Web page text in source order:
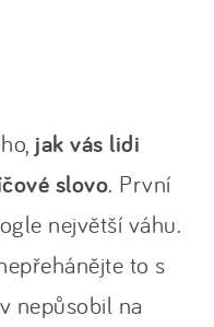
jak vás lidi
slovo. První
největší váhu.
to s
nepůsobil na